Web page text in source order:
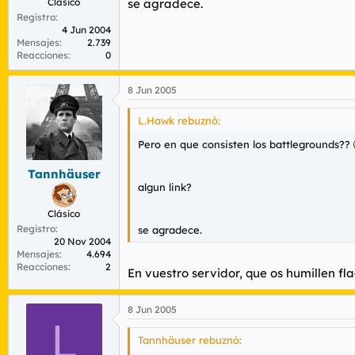
Registro
4 Jun 2004
Mensajes
2.739
Reacciones
0
se agradece.
Tannhäuser
Clásico
Registro
20 Nov 2004
Mensajes
4.694
Reacciones
2
8 Jun 2005
L.Hawk rebuznó:
Pero en que consisten los battlegrounds??
algun link?
se agradece.
En vuestro servidor, que os humillen
L
8 Jun 2005
Tannhäuser rebuznó: